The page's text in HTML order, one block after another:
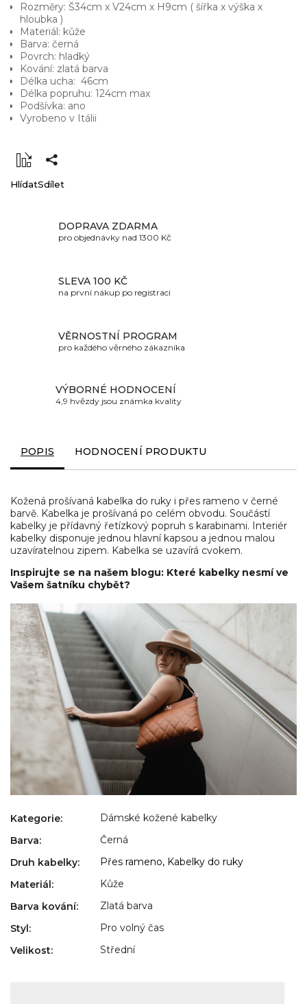
Rozměry: Š34cm x V24cm x H9cm ( šířka x výška x
hloubka )
Materiál: kůže
Barva: černá
Povrch: hladký
Kování: zlatá barva
Délka ucha: 46cm
Délka popruhu: 124cm max
Podšívka: ano
Vyrobeno v Itálii
HlídatSdílet
DOPRAVA ZDARMA
pro objednávky nad 1300 Kč
SLEVA 100 KČ
na první nákup po registraci
VĚRNOSTNÍ PROGRAM
pro každého věrného zákazníka
VÝBORNÉ HODNOCENÍ
4,9 hvězdy jsou známka kvality
POPIS HODNOCENÍ PRODUKTU
Kožená prošívaná kabelka do ruky i přes rameno v černé
barvě. Kabelka je prošívaná po celém obvodu. Součástí
kabelky je přídavný řetízkový popruh s karabinami. Interiér
kabelky disponuje jednou hlavní kapsou a jednou malou
uzavíratelnou zipem. Kabelka se uzavírá cvokem.
Inspirujte se na našem blogu: Které kabelky nesmí ve
Vašem šatníku chybět?
Kategorie:
Dámské kožené kabelky
Barva:
Černá
Druh kabelky:
Přes rameno, Kabelky do ruky
Materiál:
Kůže
Barva kování:
Zlatá barva
Styl:
Pro volný čas
Velikost: Střední